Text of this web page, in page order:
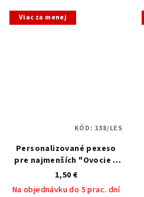
5
hviezdičiek.
Viac za menej
Personalizované pexeso
pre najmenších "Ovocie a
zeleninka"
1,50 €
Na objednávku do 5 prac. dní
KÓD: 138/LES